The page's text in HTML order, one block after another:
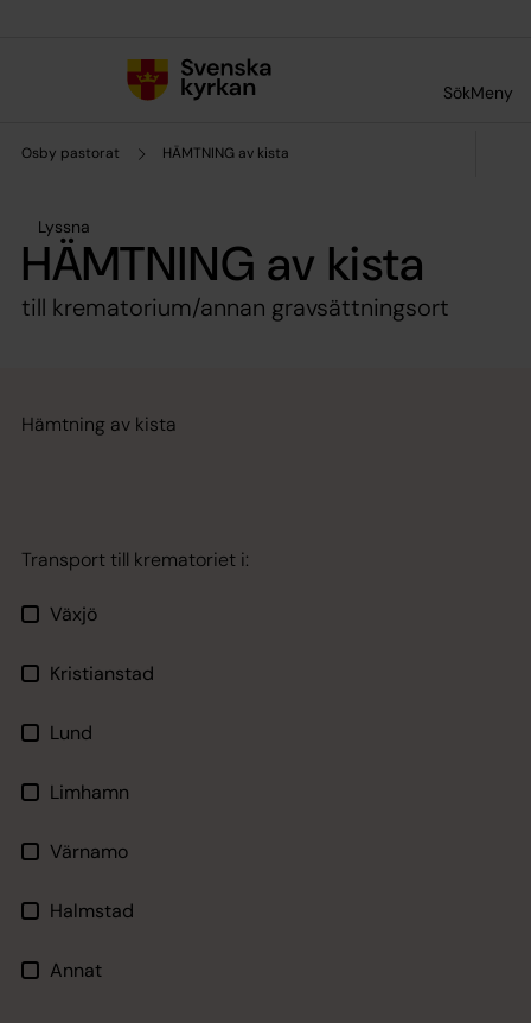
SökMeny
Osby pastorat HÄMTNING av kista
Lyssna
HÄMTNING av kista
till krematorium/annan gravsättningsort
Hämtning av kista
Transport till krematoriet i:
Växjö
Kristianstad
Lund
Limhamn
Värnamo
Halmstad
Annat